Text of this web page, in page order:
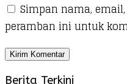
Simpan nama,
peramban ini untuk
Berita Terkini